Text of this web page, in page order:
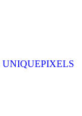
UNIQUEPIXELS